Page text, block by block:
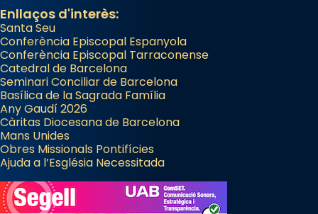
Enllaços d'interès:
Santa Seu
Conferència Episcopal Espanyola
Conferència Episcopal Tarraconense
Catedral de Barcelona
Seminari Conciliar de Barcelona
Basílica de la Sagrada Família
Any Gaudí 2026
Càritas Diocesana de Barcelona
Mans Unides
Obres Missionals Pontifícies
Ajuda a l’Església Necessitada